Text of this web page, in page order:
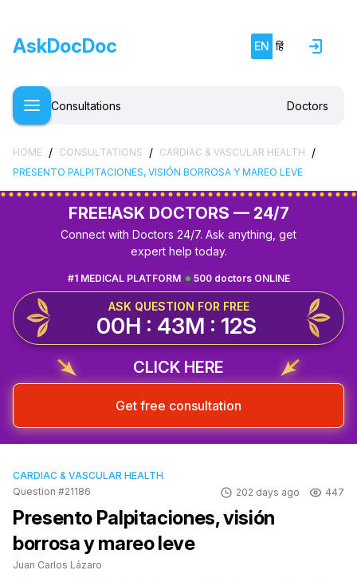
AskDocDoc EN हिं
Consultations Doctors
HOME / CONSULTATIONS / CARDIAC & VASCULAR HEALTH /
PRESENTO PALPITACIONES, VISIÓN BORROSA Y MAREO LEVE
FREE!ASK DOCTORS — 24/7
Connect with Doctors 24/7. Ask anything, get
expert help today.
500 doctors ONLINE
#1 MEDICAL PLATFORM
ASK QUESTION FOR FREE
00H : 43M : 11S
CLICK HERE
Get free consultation
CARDIAC & VASCULAR HEALTH
Question #21186
202 days ago 447
Presento Palpitaciones, visión
borrosa y mareo leve
Juan Carlos Lázaro